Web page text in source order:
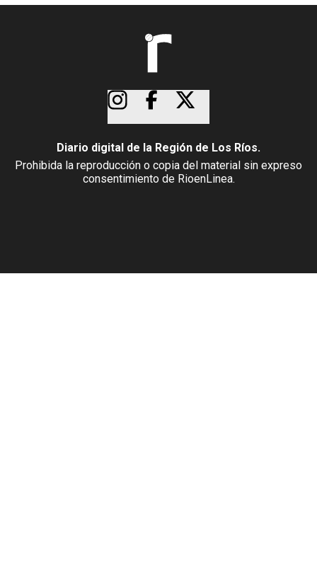
Diario digital de la Región de Los Ríos.
Prohibida la reproducción o copia del material sin expreso
consentimiento de RioenLinea.